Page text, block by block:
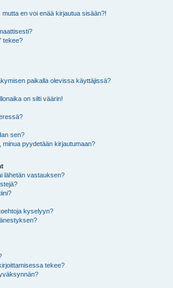
en voi enää kirjautua sisään?!
tekee?
paikalla olevissa käyttäjissä?
on silti väärin!
sen?
pyydetään kirjautumaan?
lähetän vastauksen?
kyselyyn?
tekee?